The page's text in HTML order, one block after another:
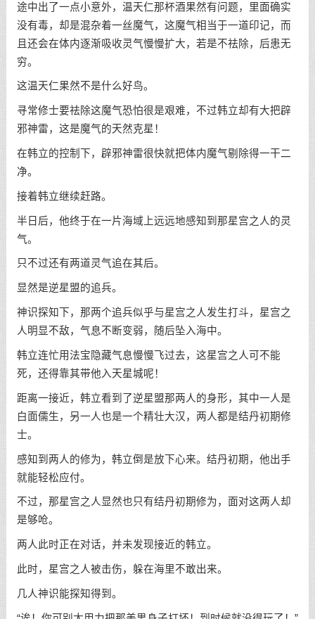
途中出了一点小意外，温天仁那杯酒果然有问题，里面确实
没有毒，却是混杂着一丝魔气，这魔气相当于一道印记，而
且还会在体内逐渐吸收灵气慢慢扩大，若是不祛除，后患无
穷。
这温天仁果然不是什么好鸟。
寻常修士要祛除这魔气恐怕很是艰难，不过韩立却有大把辟
邪神雷，这是魔气的天然克星！
在韩立的控制下，辟邪神雷很快就把体内魔气剔除得一干二
净。
接着韩立继续赶路。
半日后，他终于在一片海域上远远地感知到那星宫之人的灵
气。
只不过还有两道灵气追在其后。
显然是逆星盟的追兵。
神识探知下，那两个追兵似乎与星宫之人发生打斗，星宫之
人明显不敌，气息不断变弱，随后坠入海中。
韩立连忙用法宝隐藏气息慢慢飞过去，这星宫之人可不能
死，还得靠其带他入天星城呢！
距离一接近，韩立看到了逆星盟那两人的身形，其中一人是
白面儒生，另一人也是一个精壮大汉，两人都是结丹初期修
士。
感知到两人的修为，韩立倒是放下心来。结丹初期，他出手
就能轻松应付。
不过，那星宫之人显然也只有结丹初期修为，面对这两人却
是够呛。
两人此时正在对话，并未发现接近的韩立。
此时，星宫之人被击伤，躲在海里不敢出来。
几人神识能探知得到。